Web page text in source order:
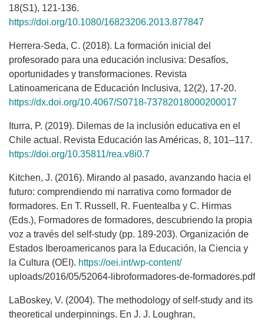
18(S1), 121-136.
https://doi.org/10.1080/16823206.2013.877847
Herrera-Seda, C. (2018). La formación inicial del
profesorado para una educación inclusiva: Desafíos,
oportunidades y transformaciones. Revista
Latinoamericana de Educación Inclusiva, 12(2), 17-20.
https://dx.doi.org/10.4067/S0718-73782018000200017
Iturra, P. (2019). Dilemas de la inclusión educativa en el
Chile actual. Revista Educación las Américas, 8, 101–117.
https://doi.org/10.35811/rea.v8i0.7
Kitchen, J. (2016). Mirando al pasado, avanzando hacia el
futuro: comprendiendo mi narrativa como formador de
formadores. En T. Russell, R. Fuentealba y C. Hirmas
(Eds.), Formadores de formadores, descubriendo la propia
voz a través del self-study (pp. 189-203). Organización de
Estados Iberoamericanos para la Educación, la Ciencia y
la Cultura (OEI). https://oei.int/wp-content/
uploads/2016/05/52064-libroformadores-de-formadores.pdf
LaBoskey, V. (2004). The methodology of self-study and its
theoretical underpinnings. En J. J. Loughran,